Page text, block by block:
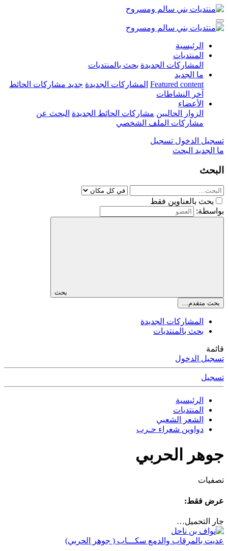
الرئيسية
المنتديات
المشاركات الجديدة بحث بالمنتديات
ما الجديد
Featured content المشاركات الجديدة جديد مشاركات الحائط
آخر النشاطات
الأعضاء
الزوار الحاليين مشاركات الحائط الجديدة البحث عن
مشاركات الملف الشخصي
تسجيل الدخول تسجيل
ما الجديد البحث
البحث
بحث بالعناوين فقط
بواسطة:
بحث
بحث متقدم…
المشاركات الجديدة
بحث بالمنتديات
قائمة
تسجيل الدخول
تسجيل
الرئيسية
المنتديات
الشعر الشعبي
دواوين شعراء حـرب
جوهر الحربي
تصفيات
عرض فقط:
جار التحميل…
عديت بالمرقاب والدمع سكـــاب ( جوهر الحربي)